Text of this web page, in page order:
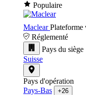
Populaire
Maclear Plateforme
Réglementé
Pays du siège
Suisse
Pays d'opération
Pays-Bas
+26